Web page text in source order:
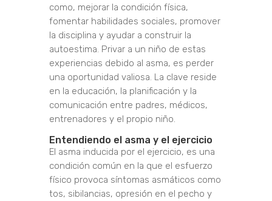
como, mejorar la condición física,
fomentar habilidades sociales, promover
la disciplina y ayudar a construir la
autoestima. Privar a un niño de estas
experiencias debido al asma, es perder
una oportunidad valiosa. La clave reside
en la educación, la planificación y la
comunicación entre padres, médicos,
entrenadores y el propio niño.
Entendiendo el asma y el ejercicio
El asma inducida por el ejercicio, es una
condición común en la que el esfuerzo
físico provoca síntomas asmáticos como
tos, sibilancias, opresión en el pecho y